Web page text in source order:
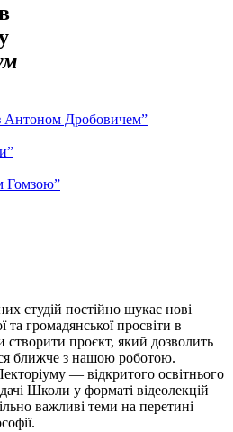
Антоном Дробовичем”
Гомзою”
студій постійно шукає нові
громадянської просвіти в
проєкт, який дозволить
ближче з нашою роботою.
— відкритого освітнього
Школи у форматі відеолекцій
важливі теми на перетині